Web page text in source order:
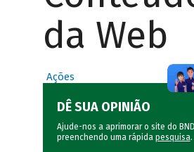
da Web
Ações
DÊ SUA OPINIÃO
Ajude-nos a aprimorar o site do
preenchendo uma rápida pesquisa.